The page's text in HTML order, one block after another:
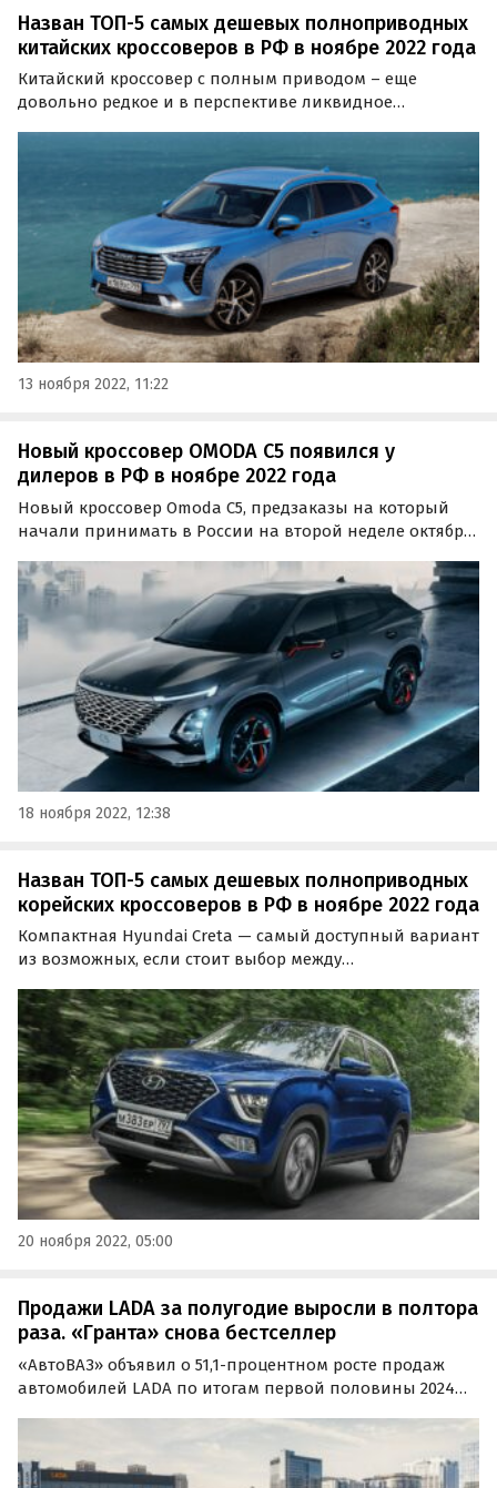
Назван ТОП-5 самых дешевых полноприводных
китайских кроссоверов в РФ в ноябре 2022 года
Китайский кроссовер с полным приводом – еще
довольно редкое и в перспективе ликвидное
сейчас. Изучив актуальные цены, портал «Автоновости
дня» составил «пятерку» самых доступных
полноприводных SUV из…
13 ноября 2022, 11:22
Новый кроссовер OMODA C5 появился у
дилеров в РФ в ноябре 2022 года
Новый кроссовер Omoda C5, предзаказы на который
начали принимать в России на второй неделе октября,
регионов РФ есть в наличии более сотни «товарных»
автомобилей в разных цветах и комплектациях,
сообщают…
18 ноября 2022, 12:38
Назван ТОП-5 самых дешевых полноприводных
корейских кроссоверов в РФ в ноябре 2022 года
Компактная Hyundai Creta — самый доступный вариант
из возможных, если стоит выбор между
официально представленными на российском рынке.
20 ноября 2022, 05:00
Продажи LADA за полугодие выросли в полтора
раза. «Гранта» снова бестселлер
«АвтоВАЗ» объявил о 51,1-процентном росте продаж
автомобилей LADA по итогам первой половины 2024